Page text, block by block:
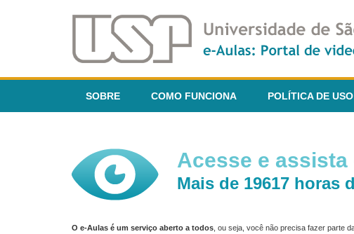
SOBRE COMO FUNCIONA POLÍTICA DE USO
Acesse e assista
Mais de 19617 horas
O e-Aulas é um serviço aberto a todos , ou seja, você não precisa fazer parte